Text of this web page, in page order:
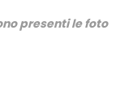
presenti le foto